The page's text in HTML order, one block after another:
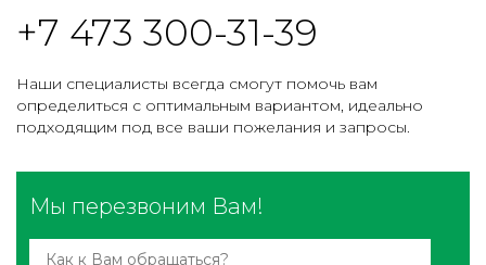
+7 473 300-31-39
Наши специалисты всегда смогут помочь вам
определиться с оптимальным вариантом, идеально
подходящим под все ваши пожелания и запросы.
Мы перезвоним Вам!